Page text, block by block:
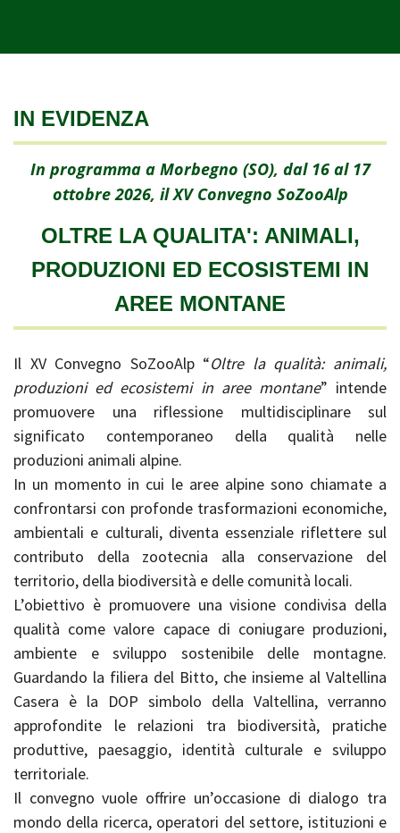
IN EVIDENZA
In programma a Morbegno (SO), dal 16 al 17
ottobre 2026, il XV Convegno SoZooAlp
OLTRE LA QUALITA': ANIMALI,
PRODUZIONI ED ECOSISTEMI IN
AREE MONTANE
Il XV Convegno SoZooAlp “Oltre la qualità: animali,
produzioni ed ecosistemi in aree montane” intende
promuovere una riflessione multidisciplinare sul
significato contemporaneo della qualità nelle
produzioni animali alpine.
In un momento in cui le aree alpine sono chiamate a
confrontarsi con profonde trasformazioni economiche,
ambientali e culturali, diventa essenziale riflettere sul
contributo della zootecnia alla conservazione del
territorio, della biodiversità e delle comunità locali.
L’obiettivo è promuovere una visione condivisa della
qualità come valore capace di coniugare produzioni,
ambiente e sviluppo sostenibile delle montagne.
Guardando la filiera del Bitto, che insieme al Valtellina
Casera è la DOP simbolo della Valtellina, verranno
approfondite le relazioni tra biodiversità, pratiche
produttive, paesaggio, identità culturale e sviluppo
territoriale.
Il convegno vuole offrire un’occasione di dialogo tra
mondo della ricerca, operatori del settore, istituzioni e